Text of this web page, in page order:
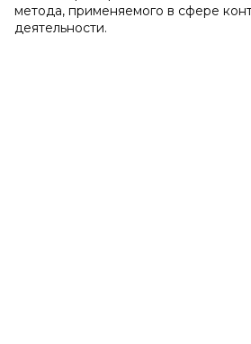
метода, применяемого в сфере
деятельности.